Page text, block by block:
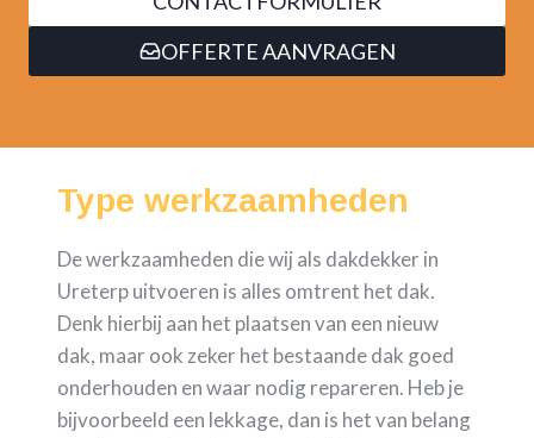
OFFERTE AANVRAGEN
Type werkzaamheden
De werkzaamheden die wij als dakdekker in
Ureterp uitvoeren is alles omtrent het dak.
Denk hierbij aan het plaatsen van een nieuw
dak, maar ook zeker het bestaande dak goed
onderhouden en waar nodig repareren. Heb je
bijvoorbeeld een lekkage, dan is het van belang